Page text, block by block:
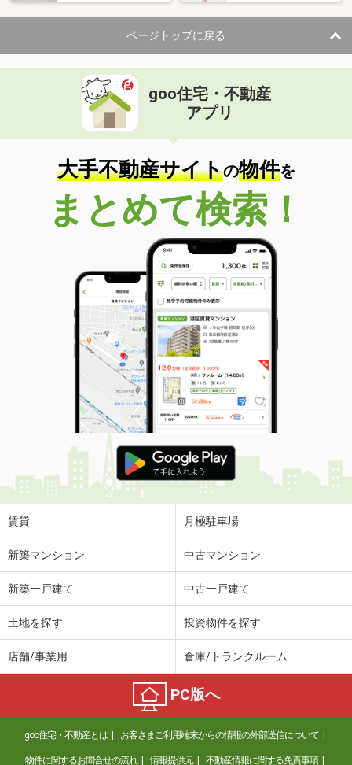
ページトップに戻る
goo住宅・不動産
アプリ
大手不動産サイトの物件を
まとめて検索！
賃貸 月極駐車場
新築マンション 中古マンション
新築一戸建て 中古一戸建て
土地を探す 投資物件を探す
店舗/事業用 倉庫/トランクルーム
PC版へ
goo住宅・不動産とは お客さまご利用端末からの情報の外部送信について
物件に関するお問合せの流れ 情報提供元 不動産情報に関する免責事項